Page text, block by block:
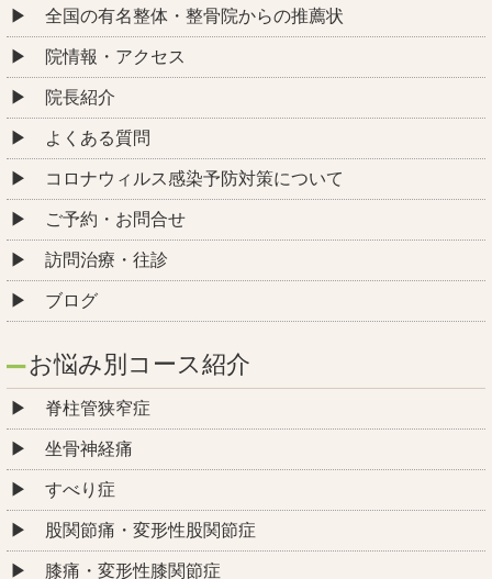
全国の有名整体・整骨院からの推薦状
院情報・アクセス
院長紹介
よくある質問
コロナウィルス感染予防対策について
ご予約・お問合せ
訪問治療・往診
ブログ
お悩み別コース紹介
脊柱管狭窄症
坐骨神経痛
すべり症
股関節痛・変形性股関節症
膝痛・変形性膝関節症